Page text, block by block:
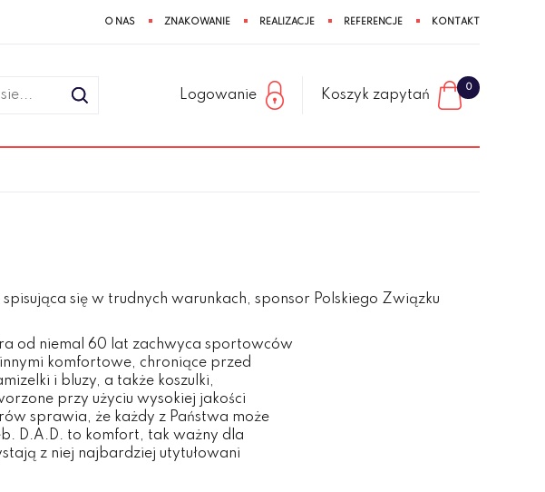
O NAS ZNAKOWANIE REALIZACJE REFERENCJE KONTAKT
Logowanie Koszyk zapytań
0
się w trudnych warunkach, sponsor Polskiego Związku
od niemal 60 lat zachwyca sportowców
komfortowe, chroniące przed
i bluzy, a także koszulki,
przy użyciu wysokiej jakości
sprawia, że każdy z Państwa może
D.A.D. to komfort, tak ważny dla
z niej najbardziej utytułowani